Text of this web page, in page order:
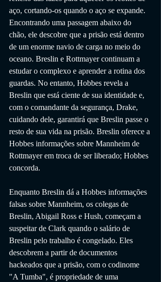
aço, cortando-os quando o aço se expande.
Encontrando uma passagem abaixo do
chão, ele descobre que a prisão está dentro
de um enorme navio de carga no meio do
oceano. Breslin e Rottmayer continuam a
estudar o complexo e aprender a rotina dos
guardas. No entanto, Hobbes revela a
Breslin que está ciente de sua identidade e,
com o comandante da segurança, Drake,
cuidando dele, garantirá que Breslin passe o
resto de sua vida na prisão. Breslin oferece a
Hobbes informações sobre Mannheim de
Rottmayer em troca de ser liberado; Hobbes
concorda.
Enquanto Breslin dá a Hobbes informações
falsas sobre Mannheim, os colegas de
Breslin, Abigail Ross e Hush, começam a
suspeitar de Clark quando o salário de
Breslin pelo trabalho é congelado. Eles
descobrem a partir de documentos
hackeados que a prisão, com o codinome
"A Tumba", é propriedade de uma